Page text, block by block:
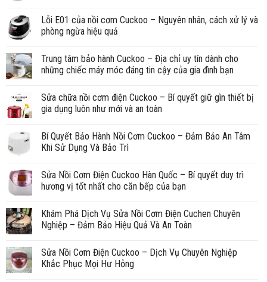
Lỗi E01 của nồi cơm Cuckoo – Nguyên nhân, cách xử lý và
phòng ngừa hiệu quả
Trung tâm bảo hành Cuckoo – Địa chỉ uy tín dành cho
những chiếc máy móc đáng tin cậy của gia đình bạn
Sửa chữa nồi cơm điện Cuckoo – Bí quyết giữ gìn thiết bị
gia dụng luôn như mới và an toàn
Bí Quyết Bảo Hành Nồi Cơm Cuckoo – Đảm Bảo An Tâm
Khi Sử Dụng Và Bảo Trì
Sửa Nồi Cơm Điện Cuckoo Hàn Quốc – Bí quyết duy trì
hương vị tốt nhất cho căn bếp của bạn
Khám Phá Dịch Vụ Sửa Nồi Cơm Điện Cuchen Chuyên
Nghiệp – Đảm Bảo Hiệu Quả Và An Toàn
Sửa Nồi Cơm Điện Cuckoo – Dịch Vụ Chuyên Nghiệp
Khắc Phục Mọi Hư Hỏng